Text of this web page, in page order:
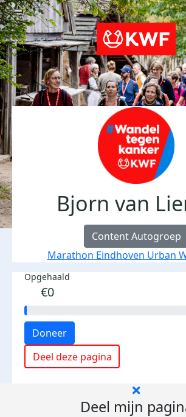
Bjorn van
Content Autogroep
Marathon Eindhoven Urban
Opgehaald
€0
Doneer
Deel deze pagina
Deel mijn